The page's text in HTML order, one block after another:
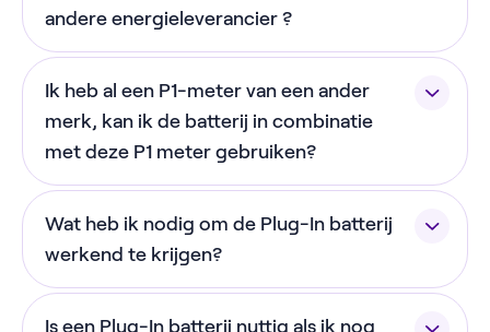
andere energieleverancier ?
Ja! Sinds 1 december 2025 werkt onze batterij met
elk energiecontract. Om gebruik te maken van de
prijsgestuurd modus heb je wel een dynamisch
energiecontract nodig, maar dat hoeft niet van
Ik heb al een P1-meter van een ander
merk, kan ik de batterij in combinatie
met deze P1 meter gebruiken?
Je hebt specifiek de bijgeleverde NextEnergy P1-
meter nodig om gebruik te maken van de batterij.
Heb je al een P1-meter? Geen probleem! Onze P1-
Wat heb ik nodig om de Plug-In batterij
werkend te krijgen?
Voor de installatie van de batterij heb je het
volgende nodig:
Is een Plug-In batterij nuttig als ik nog